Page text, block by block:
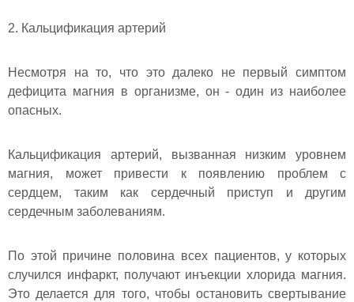
2. Кальцификация артерий
Несмотря на то, что это далеко не первый симптом
дефицита магния в организме, он - один из наиболее
опасных.
Кальцификация артерий, вызванная низким уровнем
магния, может привести к появлению проблем с
сердцем, таким как сердечный приступ и другим
сердечным заболеваниям.
По этой причине половина всех пациентов, у которых
случился инфаркт, получают инъекции хлорида магния.
Это делается для того, чтобы остановить свертывание